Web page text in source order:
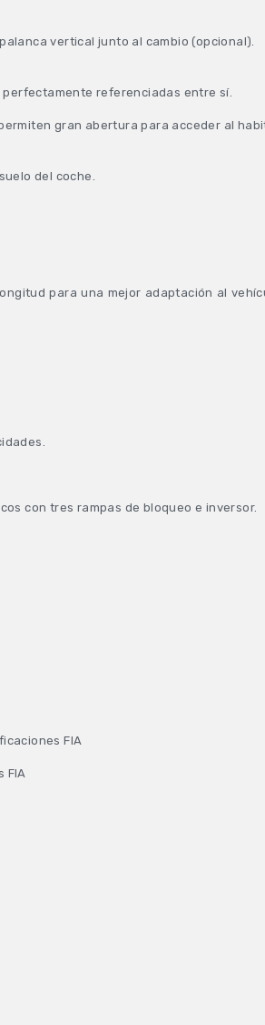
vertical junto al cambio (opcional).
referenciadas entre sí.
gran abertura para acceder al
del coche.
para una mejor adaptación al
con tres rampas de bloqueo e inversor.
FIA
FIA